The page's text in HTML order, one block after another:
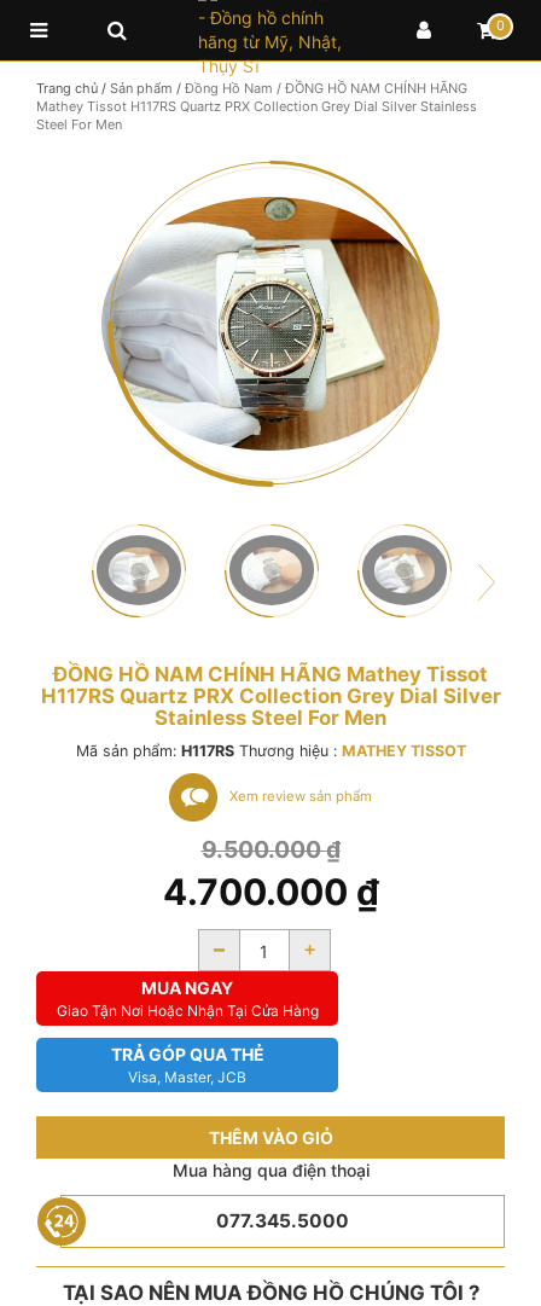
0
Trang chủ / Sản phẩm / Đồng Hồ Nam / ĐỒNG HỒ NAM CHÍNH HÃNG
Mathey Tissot H117RS Quartz PRX Collection Grey Dial Silver Stainless
Steel For Men
ĐỒNG HỒ NAM CHÍNH HÃNG Mathey Tissot
H117RS Quartz PRX Collection Grey Dial Silver
Stainless Steel For Men
Mã sản phẩm: H117RS Thương hiệu : MATHEY TISSOT
Xem review sản phẩm
9.500.000₫
4.700.000 ₫
- +
MUA NGAY
Giao Tận Nơi Hoặc Nhận Tại Cửa Hàng
TRẢ GÓP QUA THẺ
Visa, Master, JCB
THÊM VÀO GIỎ
Mua hàng qua điện thoại
077.345.5000
TẠI SAO NÊN MUA ĐỒNG HỒ CHÚNG TÔI ?